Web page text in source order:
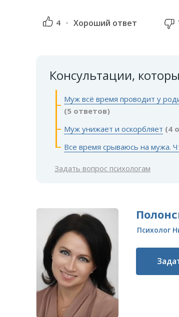
4 Хороший ответ
Консультации,
Муж всё время проводит у
(5 ответов)
Муж унижает и оскорбляет (4
Все время срываюсь на мужа.
Задать вопрос психологам
Психолог